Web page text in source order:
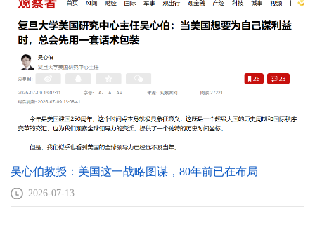
吴心伯教授：美国这一战略图谋，80年前已在布局
2026-07-13